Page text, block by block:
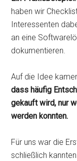
haben wir
Interessenten
an eine
dokumentieren.
Auf die Idee
dass häufig
gekauft wird, nur
werden konnten.
Für uns war die
schließlich